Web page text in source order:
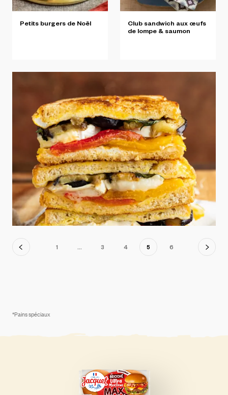
Petits burgers de Noël Club sandwich aux œufs
de lompe & saumon
Navigation
des
1 … 3 4 5 6
*Pains spéciaux